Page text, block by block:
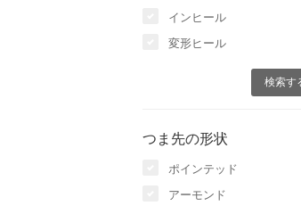
インヒール
変形ヒール
つま先の形状
ポインテッド
アーモンド